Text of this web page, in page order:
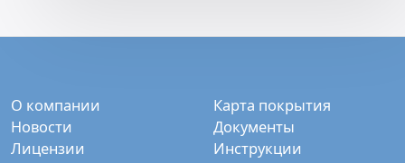
О компании
Новости
Лицензии
Карта покрытия
Документы
Инструкции